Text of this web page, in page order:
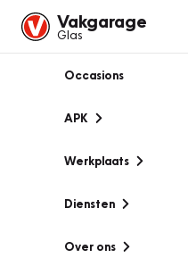
Vakgarage
Glas
Occasions
APK
Werkplaats
Diensten
Over ons